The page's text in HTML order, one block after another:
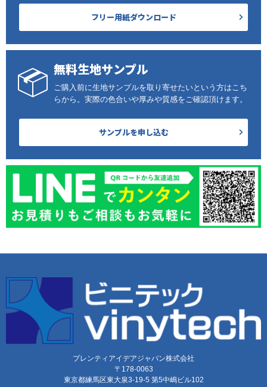
フリー用紙ダウンロード
無料生地サンプル
ご購入前に生地サンプルを取り寄せたいという方はこち
らから。実際の色合いや厚みや質感をご確認頂けます。
サンプルを申し込む
プレンティアイデアジャパン株式会社
〒178-0063
東京都練馬区東大泉3-19-5 第5中嶋ビル102